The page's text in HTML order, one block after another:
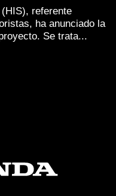
referente
ha anunciado la
Se trata...